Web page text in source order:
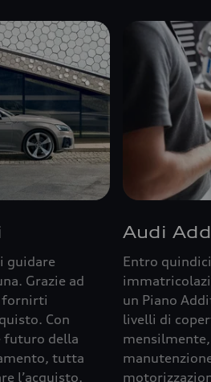
guidare
Grazie ad
fornirti
Con
futuro della
tutta
l’acquisto,
Audi
Entro
un Piano
livelli di